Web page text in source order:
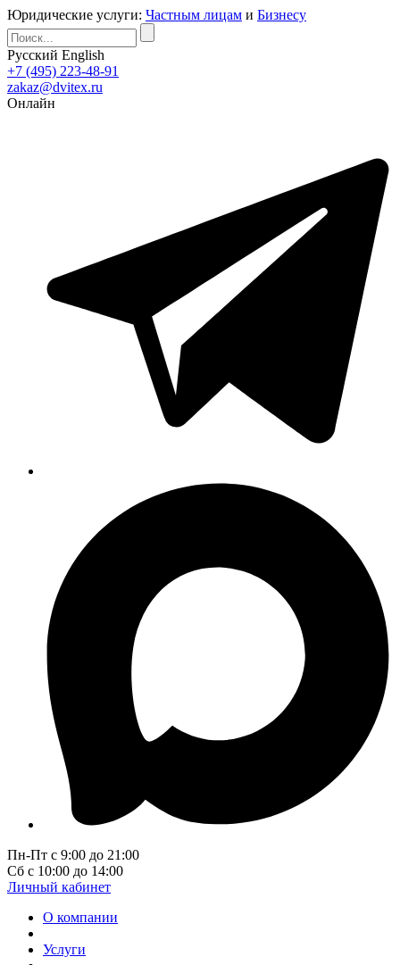
Юридические услуги: Частным лицам и Бизнесу
Русский English
+7 (495) 223-48-91
zakaz@dvitex.ru
Онлайн
Пн-Пт с 9:00 до 21:00
Сб с 10:00 до 14:00
Личный кабинет
О компании
Услуги